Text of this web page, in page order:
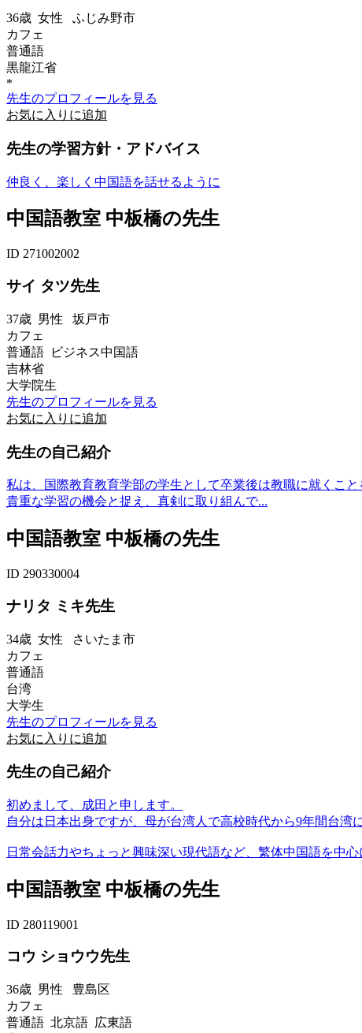
36歳 女性 ふじみ野市
カフェ
普通語
黒龍江省
*
先生のプロフィールを見る
お気に入りに追加
先生の学習方針・アドバイス
仲良く、楽しく中国語を話せるように
中国語教室 中板橋の先生
ID 271002002
サイ タツ先生
37歳 男性 坂戸市
カフェ
普通語 ビジネス中国語
吉林省
大学院生
先生のプロフィールを見る
お気に入りに追加
先生の自己紹介
私は、国際教育教育学部の学生として卒業後は教職に就くこ
貴重な学習の機会と捉え、真剣に取り組んで...
中国語教室 中板橋の先生
ID 290330004
ナリタ ミキ先生
34歳 女性 さいたま市
カフェ
普通語
台湾
大学生
先生のプロフィールを見る
お気に入りに追加
先生の自己紹介
初めまして、成田と申します。
自分は日本出身ですが、母が台湾人で高校時代から9年間台湾
日常会話力やちょっと興味深い現代語など、繁体中国語を中
中国語教室 中板橋の先生
ID 280119001
コウ ショウウ先生
36歳 男性 豊島区
カフェ
普通語 北京語 広東語